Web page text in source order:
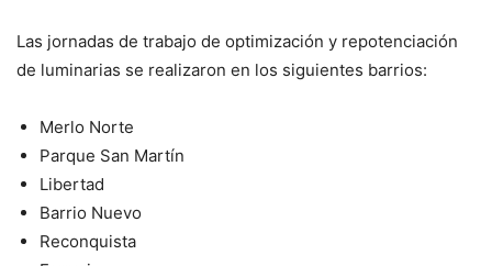
Las jornadas de trabajo de optimización y repotenciación
de luminarias se realizaron en los siguientes barrios:
Merlo Norte
Parque San Martín
Libertad
Barrio Nuevo
Reconquista